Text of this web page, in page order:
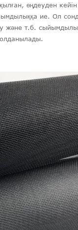
өңдеуден
ие. Ол
және т.б.